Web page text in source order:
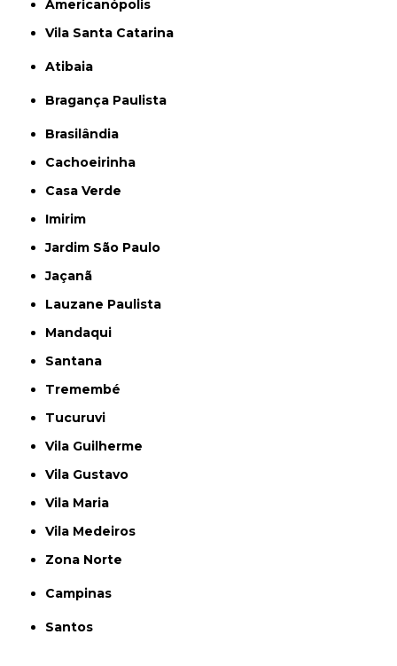
Americanópolis
Vila Santa Catarina
Atibaia
Bragança Paulista
Brasilândia
Cachoeirinha
Casa Verde
Imirim
Jardim São Paulo
Jaçanã
Lauzane Paulista
Mandaqui
Santana
Tremembé
Tucuruvi
Vila Guilherme
Vila Gustavo
Vila Maria
Vila Medeiros
Zona Norte
Campinas
Santos